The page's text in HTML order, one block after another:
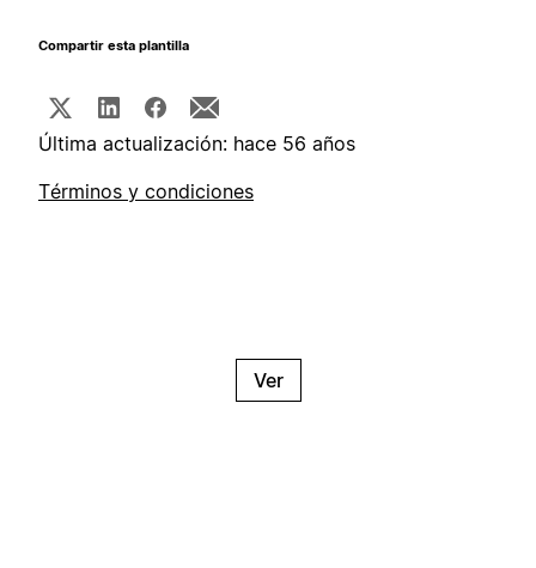
Compartir esta plantilla
Última actualización: hace 56 años
Términos y condiciones
Ver